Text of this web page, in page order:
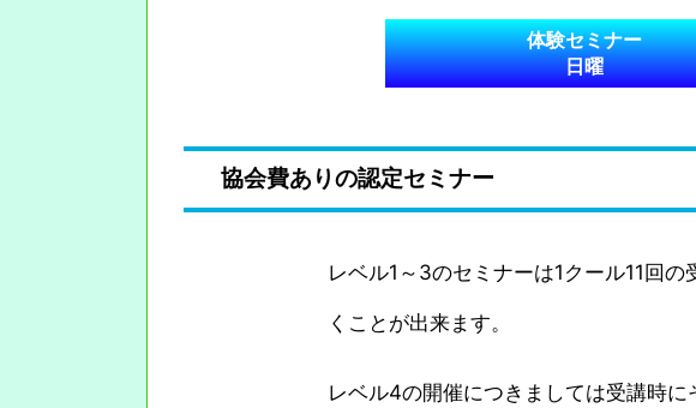
体験セミナー
日曜
協会費ありの認定セミナー
レベル1～3のセミナーは1クール11回
くことが出来ます。
レベル4の開催につきましては受講時に